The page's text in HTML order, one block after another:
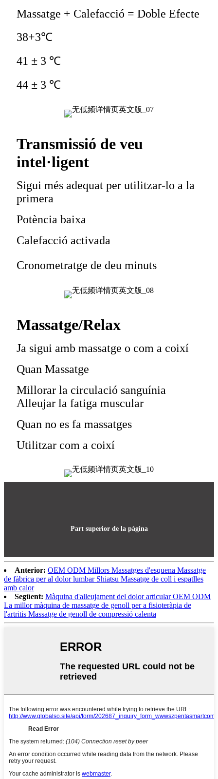
Massatge + Calefacció = Doble Efecte
38+3℃
41 ± 3 ℃
44 ± 3 ℃
Transmissió de veu
intel·ligent
Sigui més adequat per utilitzar-lo a la
primera
Potència baixa
Calefacció activada
Cronometratge de deu minuts
Massatge/Relax
Ja sigui amb massatge o com a coixí
Quan Massatge
Millorar la circulació sanguínia
Alleujar la fatiga muscular
Quan no es fa massatges
Utilitzar com a coixí
Part superior de la pàgina
Anterior: OEM ODM Millors Massatges d'esquena Massatge
de fàbrica per al dolor lumbar Shiatsu Massatge de coll i espatlles
amb calor
Següent: Màquina d'alleujament del dolor articular OEM ODM
La millor màquina de massatge de genoll per a fisioteràpia de
l'artritis Massatge de genoll de compressió calenta